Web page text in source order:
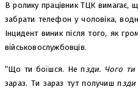
В ролику працівник ТЦК вимагає,
забрати телефон у чоловіка,
Інцидент виник після того, як
військовослужбовців.
“Що ти боїшся. Не пзди. Чого
зараз. Ти зараз тут получиш п